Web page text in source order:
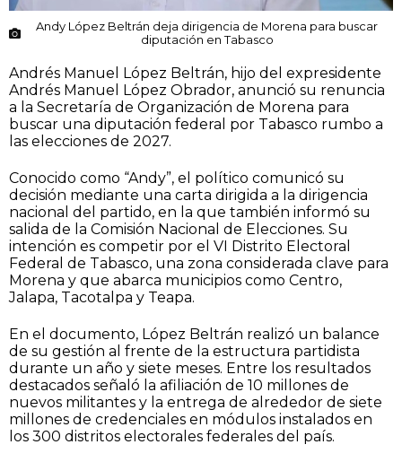
Andy López Beltrán deja dirigencia de Morena para buscar
diputación en Tabasco
Andrés Manuel López Beltrán, hijo del expresidente
Andrés Manuel López Obrador, anunció su renuncia
a la Secretaría de Organización de Morena para
buscar una diputación federal por Tabasco rumbo a
las elecciones de 2027.
Conocido como “Andy”, el político comunicó su
decisión mediante una carta dirigida a la dirigencia
nacional del partido, en la que también informó su
salida de la Comisión Nacional de Elecciones. Su
intención es competir por el VI Distrito Electoral
Federal de Tabasco, una zona considerada clave para
Morena y que abarca municipios como Centro,
Jalapa, Tacotalpa y Teapa.
En el documento, López Beltrán realizó un balance
de su gestión al frente de la estructura partidista
durante un año y siete meses. Entre los resultados
destacados señaló la afiliación de 10 millones de
nuevos militantes y la entrega de alrededor de siete
millones de credenciales en módulos instalados en
los 300 distritos electorales federales del país.